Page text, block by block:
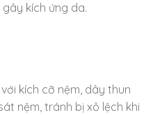
kích ứng da.
kích cỡ nệm, dây thun
nệm, tránh bị xô lệch khi